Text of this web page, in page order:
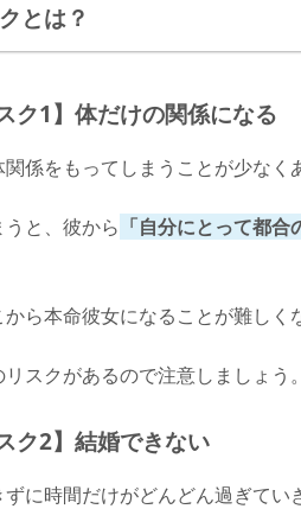
とは？
ク1】体だけの関係になる
係をもってしまうことが少なく
と、彼から 「自分にとって都合
ら本命彼女になることが難しく
スクがあるので注意しましょう。
ク2】結婚できない
に時間だけがどんどん過ぎてい